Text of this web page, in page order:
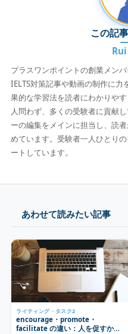
この記
プラスワンポイントの創業メン
IELTS対策記事や動画の制作に
果的な学習法を読者にわかりや
人問わず、多くの受験者に貢献
ーの編集をメインに担当し、読
めています。受験者一人ひとり
ートしています。
あわせて読みたい記事
ライティング・タスク2
encourage・promote・
facilitate の違い：人を促すか、